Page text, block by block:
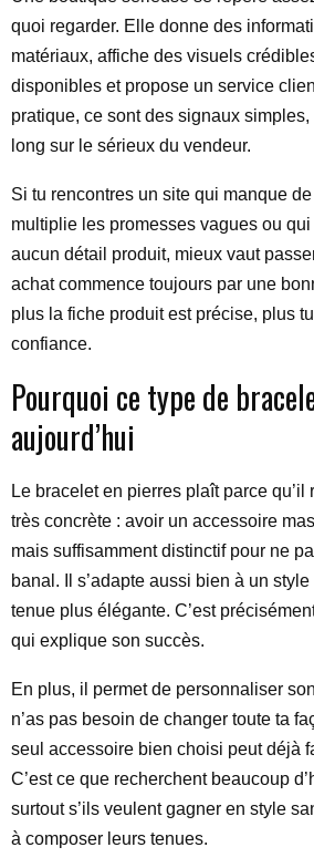
quoi regarder. Elle donne des
matériaux, affiche des visuels
disponibles et propose un service
pratique, ce sont des signaux
long sur le sérieux du vendeur.
Si tu rencontres un site qui manque
multiplie les promesses vagues ou
aucun détail produit, mieux vaut
achat commence toujours par une
plus la fiche produit est précise, plus
confiance.
Pourquoi ce type de
aujourd’hui
Le bracelet en pierres plaît parce qu’il
très concrète : avoir un accessoire
mais suffisamment distinctif pour ne
banal. Il s’adapte aussi bien à un
tenue plus élégante. C’est
qui explique son succès.
En plus, il permet de personnaliser
n’as pas besoin de changer toute ta
seul accessoire bien choisi peut déjà
C’est ce que recherchent beaucoup
surtout s’ils veulent gagner en style
à composer leurs tenues.